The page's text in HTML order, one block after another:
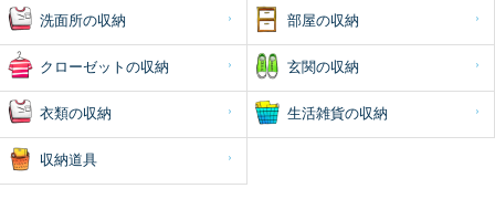
洗面所の収納 部屋の収納
クローゼットの収納 玄関の収納
衣類の収納 生活雑貨の収納
収納道具